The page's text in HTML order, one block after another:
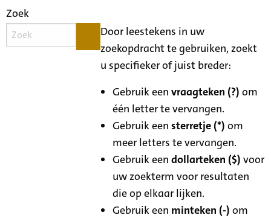
Zoek
Door leestekens in uw
zoekopdracht te gebruiken, zoekt
u specifieker of juist breder:
Gebruik eenvraagteken (?) om
één letter te vervangen.
Gebruik eensterretje (*) om
meer letters te vervangen.
Gebruik eendollarteken ($) voor
uw zoekterm voor resultaten
die op elkaar lijken.
Gebruik een minteken (-) om